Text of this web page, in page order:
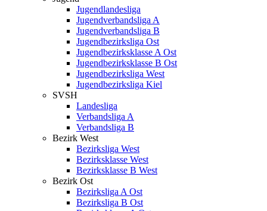
Jugendlandesliga
Jugendverbandsliga A
Jugendverbandsliga B
Jugendbezirksliga Ost
Jugendbezirksklasse A Ost
Jugendbezirksklasse B Ost
Jugendbezirksliga West
Jugendbezirksliga Kiel
SVSH
Landesliga
Verbandsliga A
Verbandsliga B
Bezirk West
Bezirksliga West
Bezirksklasse West
Bezirksklasse B West
Bezirk Ost
Bezirksliga A Ost
Bezirksliga B Ost